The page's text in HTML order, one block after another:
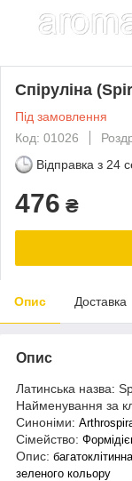
Спіруліна
Під замовлення
Код: 01026
Відправка з 24
476 ₴
Опис Доставка
Опис
Латинська назва:
Найменування за
Синоніми:
Сімейство:
Опис:
зеленого кольору